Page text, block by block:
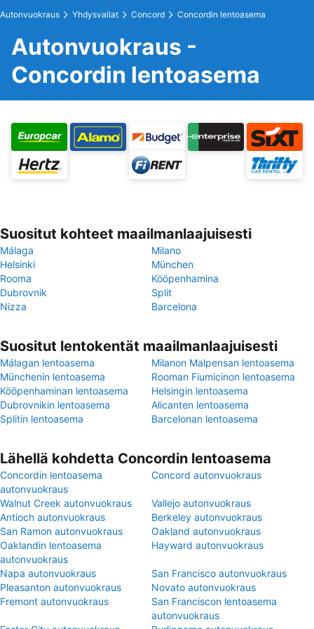
Autonvuokraus Yhdysvallat Concord Concordin lentoasema
Autonvuokraus -
Concordin lentoasema
Suositut kohteet maailmanlaajuisesti
Málaga
Milano
Helsinki
München
Rooma
Kööpenhamina
Dubrovnik
Split
Nizza
Barcelona
Suositut lentokentät maailmanlaajuisesti
Málagan lentoasema
Milanon Malpensan lentoasema
Münchenin lentoasema
Rooman Fiumicinon lentoasema
Kööpenhaminan lentoasema
Helsingin lentoasema
Dubrovnikin lentoasema
Alicanten lentoasema
Splitin lentoasema
Barcelonan lentoasema
Lähellä kohdetta Concordin lentoasema
Concordin lentoasema
autonvuokraus
Concord autonvuokraus
Walnut Creek autonvuokraus
Vallejo autonvuokraus
Antioch autonvuokraus
Berkeley autonvuokraus
San Ramon autonvuokraus
Oakland autonvuokraus
Oaklandin lentoasema
autonvuokraus
Hayward autonvuokraus
Napa autonvuokraus
San Francisco autonvuokraus
Pleasanton autonvuokraus
Novato autonvuokraus
Fremont autonvuokraus
San Franciscon lentoasema
autonvuokraus